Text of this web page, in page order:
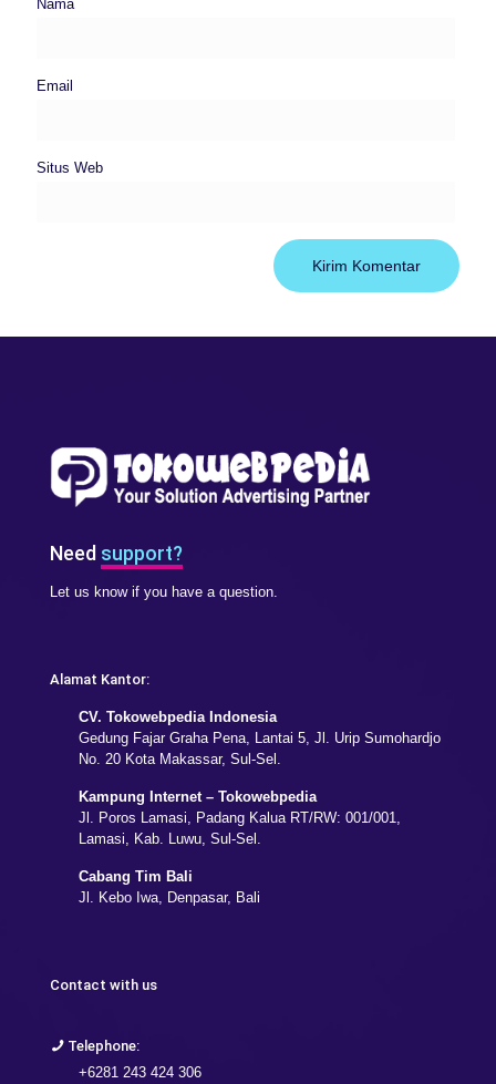
Nama
Email
Situs Web
Need support?
Let us know if you have a question.
Alamat Kantor:
CV. Tokowebpedia Indonesia
Gedung Fajar Graha Pena, Lantai 5, Jl. Urip Sumohardjo
No. 20 Kota Makassar, Sul-Sel.
Kampung Internet – Tokowebpedia
Jl. Poros Lamasi, Padang Kalua RT/RW: 001/001,
Lamasi, Kab. Luwu, Sul-Sel.
Cabang Tim Bali
Jl. Kebo Iwa, Denpasar, Bali
Contact with us
Telephone:
+6281 243 424 306